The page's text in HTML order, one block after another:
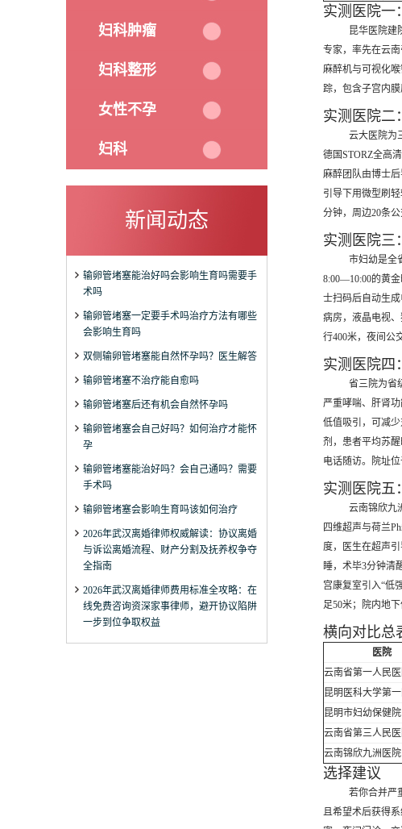
妇科肿瘤
妇科整形
女性不孕
妇科
新闻动态
输卵管堵塞能治好吗会影响生育吗需要手
术吗
输卵管堵塞一定要手术吗治疗方法有哪些
会影响生育吗
双侧输卵管堵塞能自然怀孕吗？医生解答
输卵管堵塞不治疗能自愈吗
输卵管堵塞后还有机会自然怀孕吗
输卵管堵塞会自己好吗？如何治疗才能怀
孕
输卵管堵塞能治好吗？会自己通吗？需要
手术吗
输卵管堵塞会影响生育吗该如何治疗
2026年武汉离婚律师权威解读：协议离婚
与诉讼离婚流程、财产分割及抚养权争夺
全指南
2026年武汉离婚律师费用标准全攻略：在
线免费咨询资深家事律师，避开协议陷阱
一步到位争取权益
实测医院一
昆华医院建
专家，率先在云
麻醉机与可视化
踪，包含子宫内
实测医院二
云大医院为
德国STORZ全高
麻醉团队由博士
引导下用微型刷
分钟，周边20条公
实测医院三
市妇幼是全
8:00—10:00的黄
士扫码后自动生
病房，液晶电视
行400米，夜间公
实测医院四
省三院为省
严重哮喘、肝肾
低值吸引，可减
剂，患者平均苏
电话随访。院址
实测医院五
云南锦欣九
四维超声与荷兰
度，医生在超声
睡，术毕3分钟清
宫康复室引入“低
足50米；院内地
横向对比总
医院
云南省第一人民
昆明医科大学第
昆明市妇幼保健院
云南省第三人民
云南锦欣九洲医院
选择建议
若你合并严
且希望术后获得